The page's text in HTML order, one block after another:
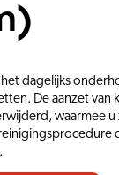
dagelijks
De aanzet van
waarmee